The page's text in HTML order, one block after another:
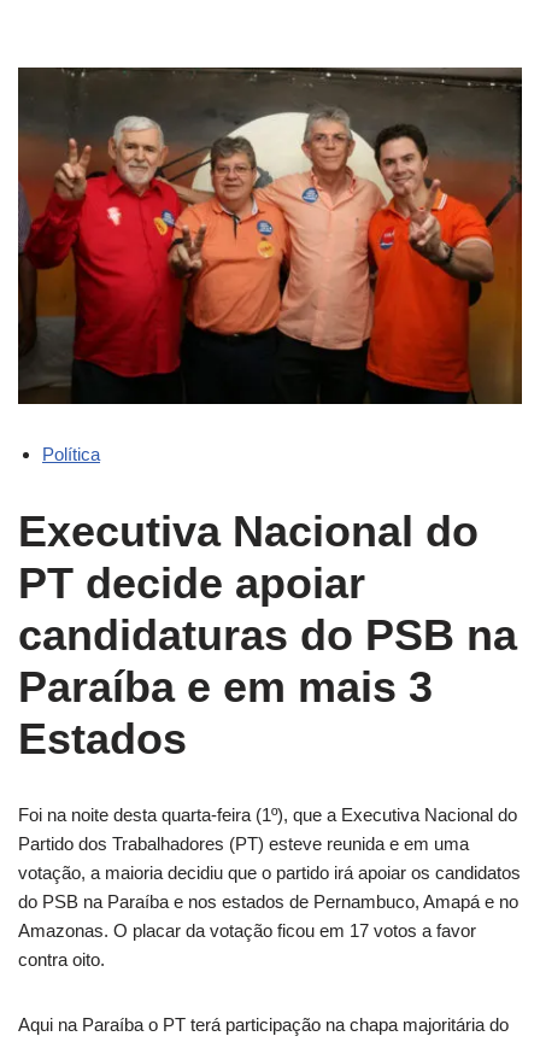
Política
Executiva Nacional do
PT decide apoiar
candidaturas do PSB na
Paraíba e em mais 3
Estados
Foi na noite desta quarta-feira (1º), que a Executiva Nacional do
Partido dos Trabalhadores (PT) esteve reunida e em uma
votação, a maioria decidiu que o partido irá apoiar os candidatos
do PSB na Paraíba e nos estados de Pernambuco, Amapá e no
Amazonas. O placar da votação ficou em 17 votos a favor
contra oito.
Aqui na Paraíba o PT terá participação na chapa majoritária do